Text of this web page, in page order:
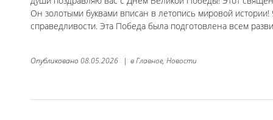
Он золотыми буквами вписан в летопись мировой истории!
справедливости. Эта Победа была подготовлена всем
Опубликовано 08.05.2026 | вГлавное, Новости